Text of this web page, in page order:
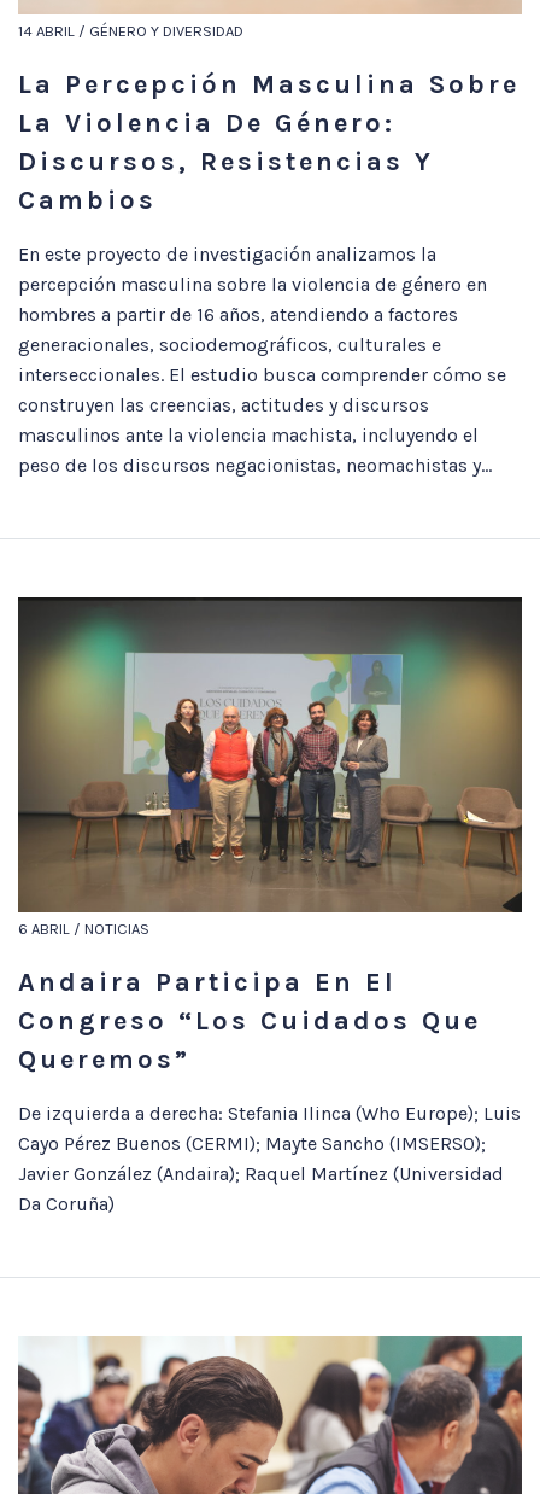
14 ABRIL / GÉNERO Y DIVERSIDAD
La Percepción Masculina Sobre
La Violencia De Género:
Discursos, Resistencias Y
Cambios
En este proyecto de investigación analizamos la
percepción masculina sobre la violencia de género en
hombres a partir de 16 años, atendiendo a factores
generacionales, sociodemográficos, culturales e
interseccionales. El estudio busca comprender cómo se
construyen las creencias, actitudes y discursos
masculinos ante la violencia machista, incluyendo el
peso de los discursos negacionistas, neomachistas y...
6 ABRIL / NOTICIAS
Andaira Participa En El
Congreso “Los Cuidados Que
Queremos”
De izquierda a derecha: Stefania Ilinca (Who Europe); Luis
Cayo Pérez Buenos (CERMI); Mayte Sancho (IMSERSO);
Javier González (Andaira); Raquel Martínez (Universidad
Da Coruña)